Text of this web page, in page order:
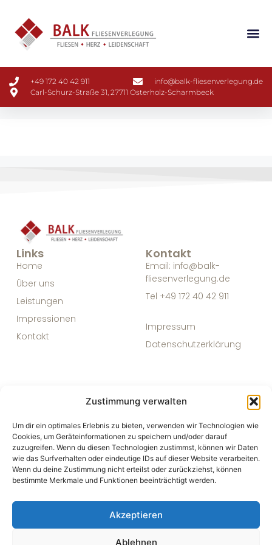
Zustimmung verwalten
Um dir ein optimales Erlebnis zu bieten, verwenden wir Technologien wie
Cookies, um Geräteinformationen zu speichern und/oder darauf
zuzugreifen. Wenn du diesen Technologien zustimmst, können wir Daten
wie das Surfverhalten oder eindeutige IDs auf dieser Website verarbeiten.
Wenn du deine Zustimmung nicht erteilst oder zurückziehst, können
bestimmte Merkmale und Funktionen beeinträchtigt werden.
Akzeptieren
Ablehnen
+49 172 40 42 911
info@balk-fliesenverlegung.de
Carl-Schurz-Straße 31, 27711 Osterholz-Scharmbeck
Links
Home
Über uns
Leistungen
Impressionen
Kontakt
Kontakt
Email: info@balk-
fliesenverlegung.de
Tel +49 172 40 42 911
Impressum
Datenschutzerklärung